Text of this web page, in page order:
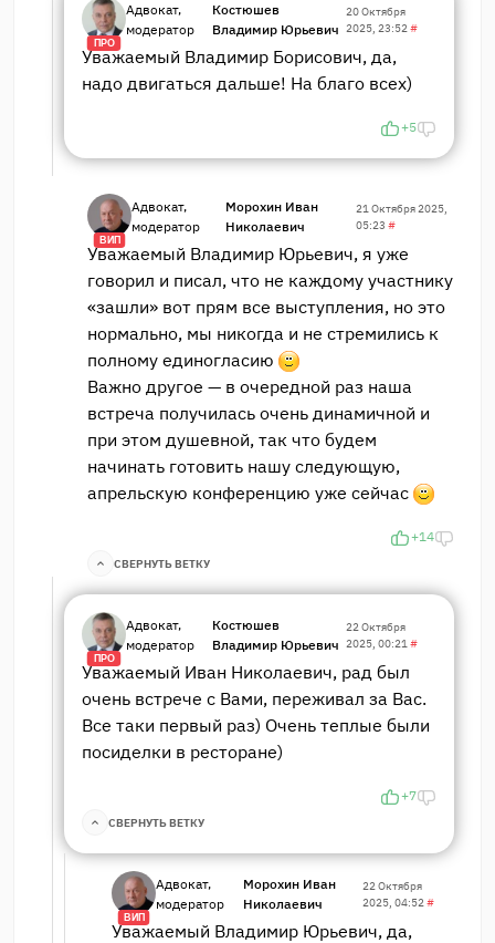
ПРО
Адвокат,
модератор
Костюшев
Владимир Юрьевич
20 Октября
2025, 23:52#
Уважаемый Владимир Борисович, да,
надо двигаться дальше! На благо всех)
+5
ВИП
Адвокат,
модератор
Морохин Иван
Николаевич
21 Октября 2025,
05:23 #
Уважаемый Владимир Юрьевич, я уже
говорил и писал, что не каждому участнику
«зашли» вот прям все выступления, но это
нормально, мы никогда и не стремились к
полному единогласию
Важно другое — в очередной раз наша
встреча получилась очень динамичной и
при этом душевной, так что будем
начинать готовить нашу следующую,
апрельскую конференцию уже сейчас
+14
СВЕРНУТЬ ВЕТКУ
ПРО
Адвокат,
модератор
Костюшев
Владимир Юрьевич
22 Октября
2025, 00:21#
Уважаемый Иван Николаевич, рад был
очень встрече с Вами, переживал за Вас.
Все таки первый раз) Очень теплые были
посиделки в ресторане)
+7
СВЕРНУТЬ ВЕТКУ
ВИП
Адвокат,
модератор
Морохин Иван
Николаевич
22 Октября
2025, 04:52#
Уважаемый Владимир Юрьевич, да,